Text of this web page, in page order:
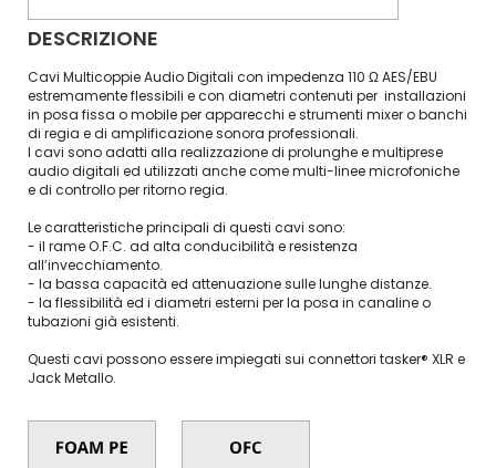
DESCRIZIONE
Cavi Multicoppie Audio Digitali con impedenza 110 Ω AES/EBU
estremamente flessibili e con diametri contenuti per installazioni
in posa fissa o mobile per apparecchi e strumenti mixer o banchi
di regia e di amplificazione sonora professionali.
I cavi sono adatti alla realizzazione di prolunghe e multiprese
audio digitali ed utilizzati anche come multi-linee microfoniche
e di controllo per ritorno regia.
Le caratteristiche principali di questi cavi sono:
- il rame O.F.C. ad alta conducibilità e resistenza
all’invecchiamento.
- la bassa capacità ed attenuazione sulle lunghe distanze.
- la flessibilità ed i diametri esterni per la posa in canaline o
tubazioni già esistenti.
Questi cavi possono essere impiegati sui connettori tasker® XLR e
Jack Metallo.